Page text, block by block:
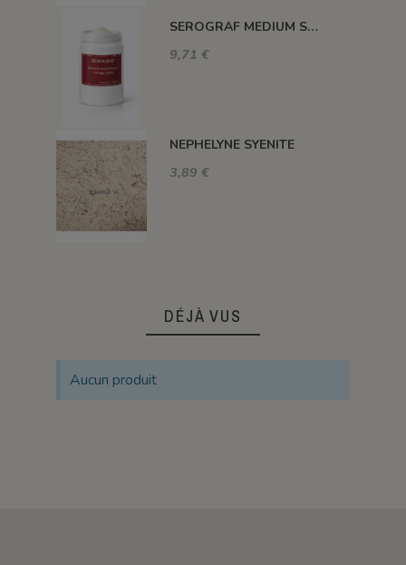
SEROGRAF MEDIUM SERIGRAPHIQUE SECHAGE RAPIDE
9,71 €
NEPHELYNE SYENITE
3,89 €
DÉJÀ VUS
Aucun produit